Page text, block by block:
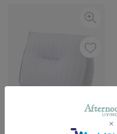
【接触冷感 洗える】ク